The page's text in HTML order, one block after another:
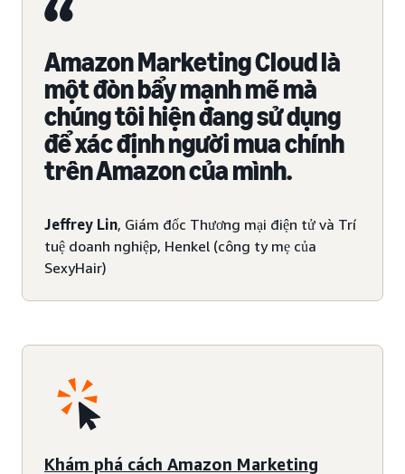
Amazon Marketing Cloud là
một đòn bẩy mạnh mẽ mà
chúng tôi hiện đang sử dụng
để xác định người mua chính
trên Amazon của mình.
Jeffrey Lin, Giám đốc Thương mại điện tử và Trí
tuệ doanh nghiệp, Henkel (công ty mẹ của
SexyHair)
Khám phá cách Amazon Marketing